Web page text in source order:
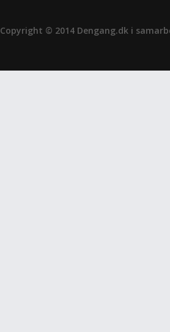
Copyright © 2014 Dengang.dk i